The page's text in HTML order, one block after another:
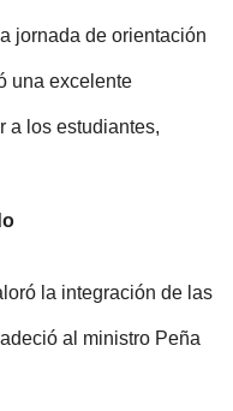
jornada de orientación
una excelente
a los estudiantes,
la integración de las
al ministro Peña